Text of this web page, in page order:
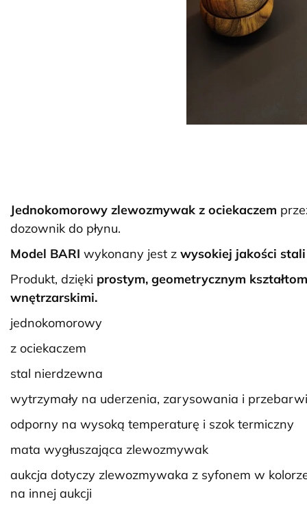
Jednokomorowy zlewozmywak z ociekaczem
dozownik do płynu.
Model BARI wykonany jest z wysokiej jakości
Produkt, dzięki prostym, geometrycznym
wnętrzarskimi.
jednokomorowy
z ociekaczem
stal nierdzewna
wytrzymały na uderzenia, zarysowania i
odporny na wysoką temperaturę i szok termiczny
mata wygłuszająca zlewozmywak
aukcja dotyczy zlewozmywaka z syfonem w
na innej aukcji